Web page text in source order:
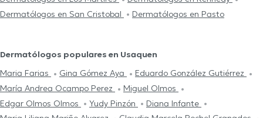
Dermatólogos en San Cristobal
Dermatólogos en Pasto
Dermatólogos populares en Usaquen
Maria Farias
Gina Gómez Aya
Eduardo González Gutiérrez
María Andrea Ocampo Perez
Miguel Olmos
Edgar Olmos Olmos
Yudy Pinzón
Diana Infante